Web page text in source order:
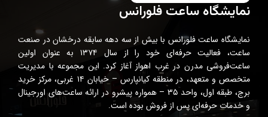
نمایشگاه ساعت فلورانس
نمایشگاه ساعت فلورانس با بیش از سه دهه سابقه درخشان در صنعت
ساعت، فعالیت حرفه‌ای خود را از سال ۱۳۷۴ به عنوان اولین
ساعت‌فروشی مدرن در غرب اهواز آغاز کرد. این مجموعه با مدیریت
متخصص و متعهد، در منطقه کیانپارس – خیابان ۱۴ غربی، مرکز خرید
برج، طبقه اول، واحد ۳۵ – همواره پیشرو در ارائه ساعت‌های اورجینال
و خدمات حرفه‌ای پس از فروش بوده است.